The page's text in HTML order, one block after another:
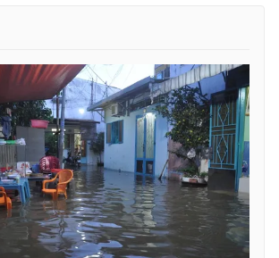
Tấm lòng Việt
Vươn mình bằng AI
VTV8
English